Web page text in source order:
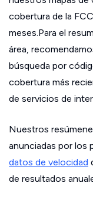
cobertura de la
meses.Para el
área,
búsqueda por
cobertura más
de servicios de
Nuestros
anunciadas por los
datos de velocidad
de resultados